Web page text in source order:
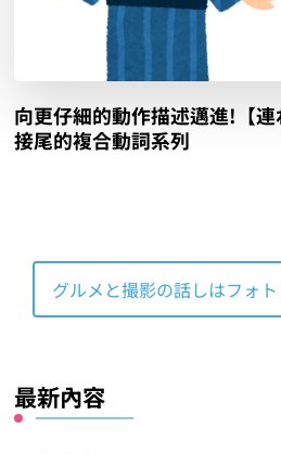
向更仔細的動作描述邁進!【連
接尾的複合動詞系列
グルメと撮影の話しはフォ
最新內容